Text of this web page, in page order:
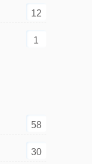
12
1
58
30